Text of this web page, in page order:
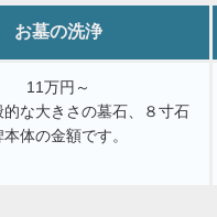
お墓の洗浄
11万円～
的な大きさの墓石、８寸石
本体の金額です。